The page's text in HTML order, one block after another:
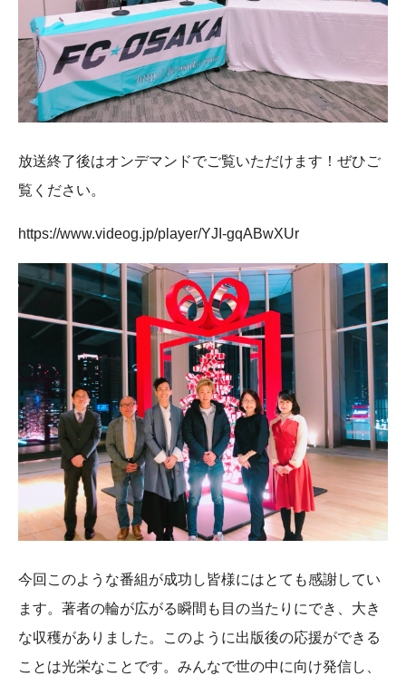
放送終了後はオンデマンドでご覧いただけます！ぜひご
覧ください。
https://www.videog.jp/player/YJI-gqABwXUr
今回このような番組が成功し皆様にはとても感謝してい
ます。著者の輪が広がる瞬間も目の当たりにでき、大き
な収穫がありました。このように出版後の応援ができる
ことは光栄なことです。みんなで世の中に向け発信し、